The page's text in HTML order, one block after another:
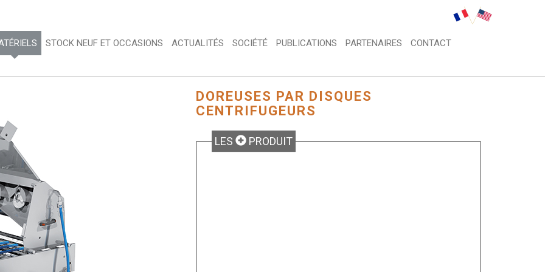
STOCK NEUF ET OCCASIONS ACTUALITÉS SOCIÉTÉ PUBLICATIONS PARTENAIRES CONTACT
DOREUSES PAR DISQUES
CENTRIFUGEURS
LES PRODUIT